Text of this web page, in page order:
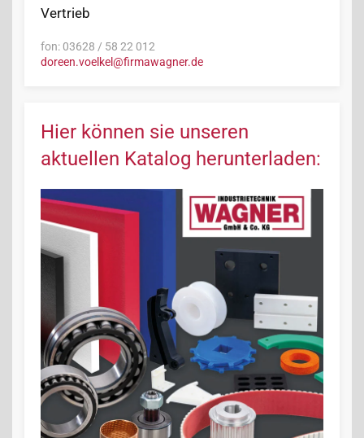
Vertrieb
fon: 03628 / 58 22 012
doreen.voelkel@firmawagner.de
Hier können sie unseren
aktuellen Katalog herunterladen: